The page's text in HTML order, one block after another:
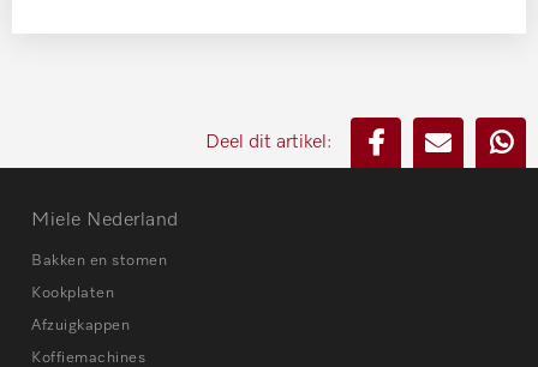
Deel dit artikel:
Miele Nederland
Bakken en stomen
Kookplaten
Afzuigkappen
Koffiemachines